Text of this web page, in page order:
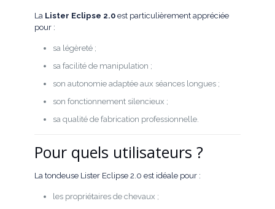
La Lister Eclipse 2.0 est particulièrement appréciée
pour :
sa légèreté ;
sa facilité de manipulation ;
son autonomie adaptée aux séances longues ;
son fonctionnement silencieux ;
sa qualité de fabrication professionnelle.
Pour quels utilisateurs ?
La tondeuse Lister Eclipse 2.0 est idéale pour :
les propriétaires de chevaux ;